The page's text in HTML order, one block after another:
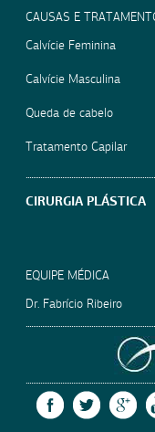
CAUSAS E
Calvície Feminina
Calvície Masculina
Queda de cabelo
Tratamento Capilar
CIRURGIA PLÁSTICA
EQUIPE MÉDICA
Dr. Fabrício Ribeiro
FACEBOOKTWITTER